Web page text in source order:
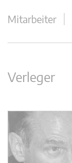
Mitarbeiter
Verleger